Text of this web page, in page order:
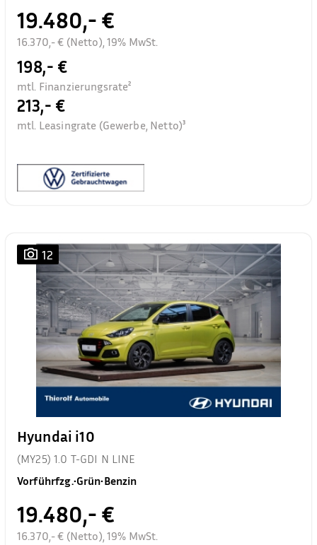
19.480,- €
16.370,- € (Netto), 19% MwSt.
198,- €
mtl. Finanzierungsrate²
213,- €
mtl. Leasingrate (Gewerbe, Netto)³
12
Hyundai i10
(MY25) 1.0 T-GDI N LINE
Vorführfzg.•Grün•Benzin
19.480,- €
16.370,- € (Netto), 19% MwSt.